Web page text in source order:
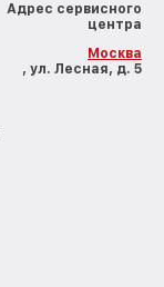
Адрес сервисного
центра
Москва
, ул. Лесная, д. 5